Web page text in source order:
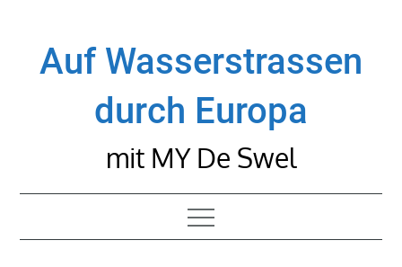
contentAuf Wasserstrassen
durch Europa
mit MY De Swel